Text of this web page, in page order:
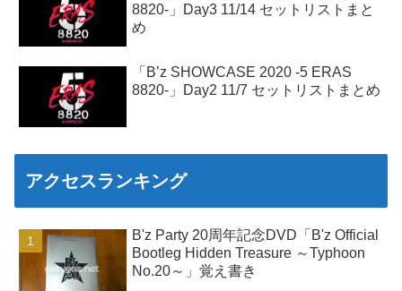
8820-」Day3 11/14 セットリストまと
め
「B’z SHOWCASE 2020 -5 ERAS
8820-」Day2 11/7 セットリストまとめ
アクセスランキング
B'z Party 20周年記念DVD「B'z Official
Bootleg Hidden Treasure ～Typhoon
No.20～」覚え書き